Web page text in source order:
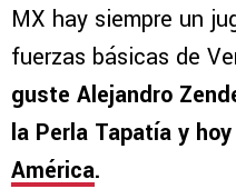
MX hay siempre un
fuerzas básicas de
guste Alejandro
la Perla Tapatía y
América.